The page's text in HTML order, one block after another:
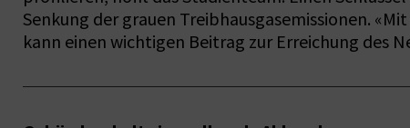
Senkung der grauen Treibhausgasemissionen.
kann einen wichtigen Beitrag zur Erreichung des